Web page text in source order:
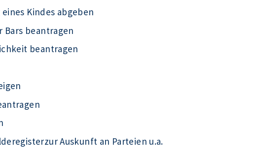
Kindes abgeben
beantragen
beantragen
Auskunft an Parteien u.a.